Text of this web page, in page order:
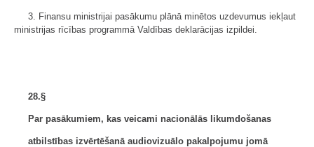
3. Finansu ministrijai pasākumu plānā minētos uzdevumus iekļaut
ministrijas rīcības programmā Valdības deklarācijas izpildei.
28.§
Par pasākumiem, kas veicami nacionālās likumdošanas
atbilstības izvērtēšanā audiovizuālo pakalpojumu jomā